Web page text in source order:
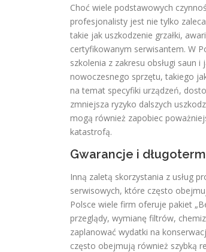
Choć wiele podstawowych
profesjonalisty jest nie tylko
takie jak uszkodzenie grzałki,
certyfikowanym serwisantem. W
szkolenia z zakresu obsługi saun
nowoczesnego sprzętu, takiego
na temat specyfiki urządzeń,
zmniejsza ryzyko dalszych
mogą również zapobiec
katastrofą.
Gwarancje i
Inną zaletą skorzystania z usług
serwisowych, które często
Polsce wiele firm oferuje pakiet
przeglądy, wymianę filtrów,
zaplanować wydatki na
często obejmują również szybką